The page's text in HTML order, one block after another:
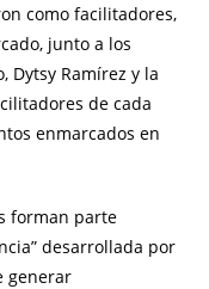
como facilitadores,
junto a los
Dytsy Ramírez y la
de cada
enmarcados en
forman parte
desarrollada por
generar